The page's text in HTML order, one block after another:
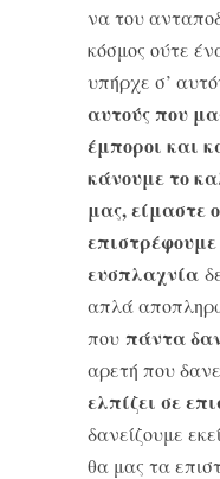
να του
κόσμος ούτε
υπήρχε σ’
αυτούς που
έμποροι και
κάνουμε το
μας, είμαστε
ευσπλαχνία
απλά
που πάντα
αρετή που
ελπίζει σε
δανείζουμε
θα μας τα